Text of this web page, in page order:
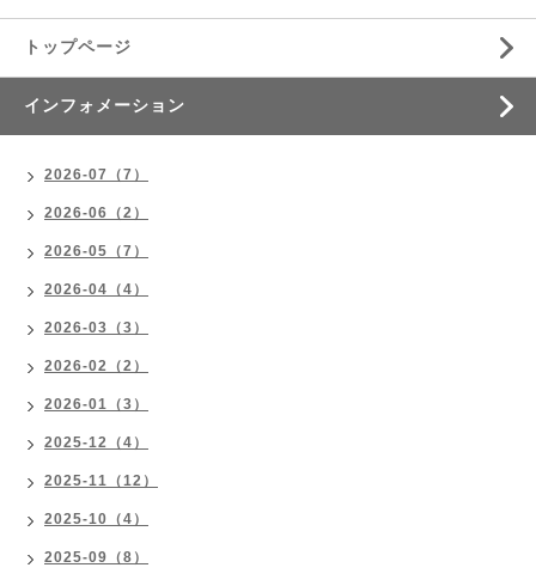
トップページ
インフォメーション
2026-07（7）
2026-06（2）
2026-05（7）
2026-04（4）
2026-03（3）
2026-02（2）
2026-01（3）
2025-12（4）
2025-11（12）
2025-10（4）
2025-09（8）